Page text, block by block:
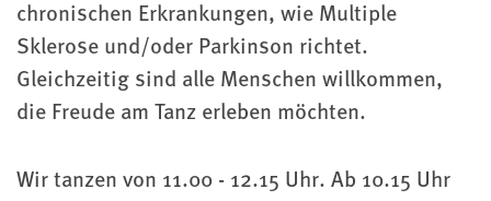
chronischen Erkrankungen, wie Multiple
Sklerose und/oder Parkinson richtet.
Gleichzeitig sind alle Menschen willkommen,
die Freude am Tanz erleben möchten.
Wir tanzen von 11.00 - 12.15 Uhr. Ab 10.15 Uhr